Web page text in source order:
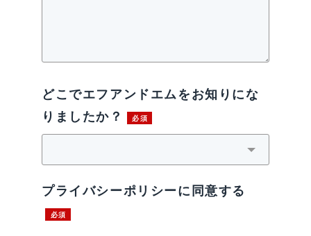
どこでエフアンドエムをお知りにな
りましたか？
プライバシーポリシーに同意する